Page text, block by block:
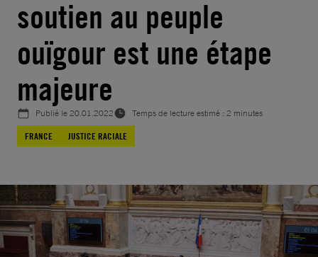
soutien au peuple
ouïgour est une étape
majeure
Publié le20.01.2022
Temps de lecture estimé : 2 minutes
FRANCE
JUSTICE RACIALE